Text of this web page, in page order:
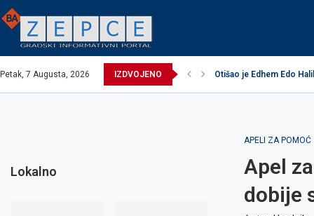
Petak, 7 Augusta, 2026 IZDVOJENO Otišao je Edhem Edo
APELI ZA POMOĆ
Apel
dobije
Lokalno